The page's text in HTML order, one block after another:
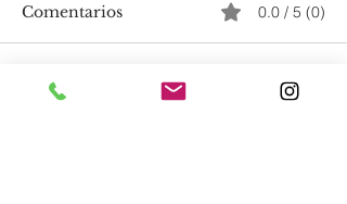
Comentarios 0.0 / 5 (0)
Comentar y calificar...